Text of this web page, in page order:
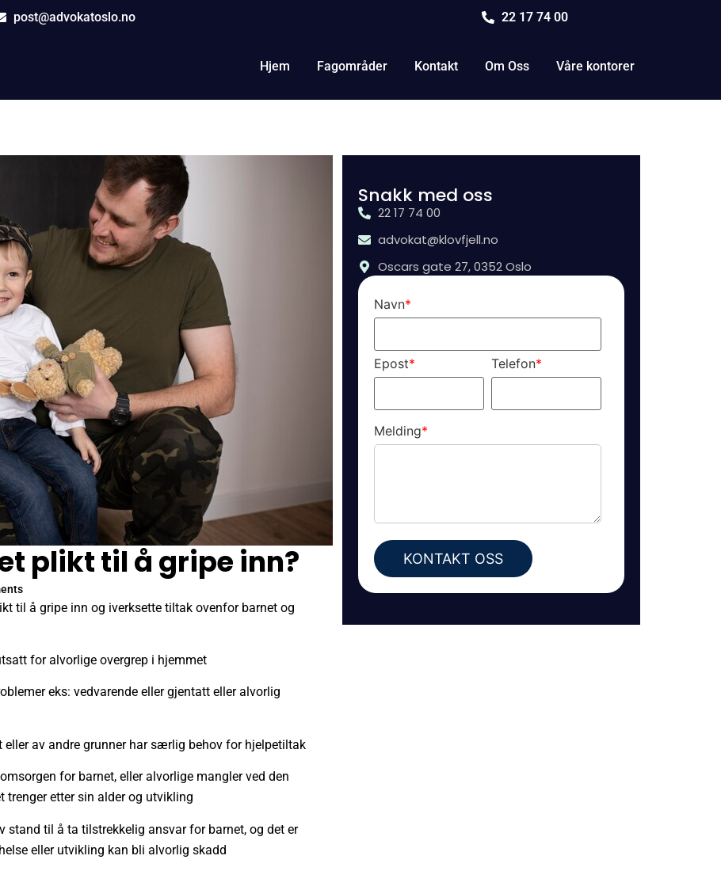
post@advokatoslo.no 22 17 74 00
Hjem Fagområder Kontakt Om Oss Våre kontorer
plikt til å gripe inn?
til å gripe inn og iverksette tiltak ovenfor barnet og
for alvorlige overgrep i hjemmet
eks: vedvarende eller gjentatt eller alvorlig
av andre grunner har særlig behov for hjelpetiltak
for barnet, eller alvorlige mangler ved den
trenger etter sin alder og utvikling
stand til å ta tilstrekkelig ansvar for barnet, og det er
eller utvikling kan bli alvorlig skadd
Snakk med oss
22 17 74 00
advokat@klovfjell.no
Oscars gate 27, 0352 Oslo
Navn*
Epost* Telefon*
Melding*